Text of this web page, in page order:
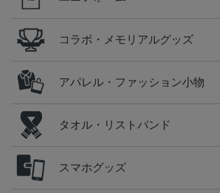
コラボ・メモリアルグッズ
アパレル・ファッション小物
タオル・リストバンド
スマホグッズ